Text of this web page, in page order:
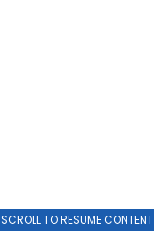
SCROLL TO RESUME CONTENT